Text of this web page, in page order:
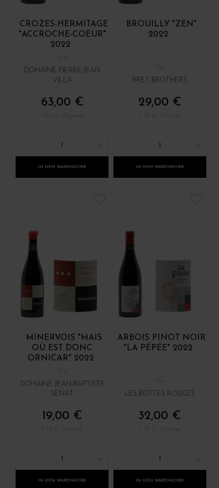
CROZES-HERMITAGE
"ACCROCHE-COEUR"
2022
DOMAINE PIERRE-JEAN
VILLA
63,00 €
1
IN DEN WARENKORB
BROUILLY "ZEN"
2022
BRET BROTHERS
29,00 €
1
IN DEN WARENKORB
MINERVOIS "MAIS
OÙ EST DONC
ORNICAR" 2022
DOMAINE JEAN-BAPTISTE
SENAT
19,00 €
1
IN DEN WARENKORB
ARBOIS PINOT NOIR
"LA PÉPÉE" 2022
LES BOTTES ROUGES
32,00 €
1
IN DEN WARENKORB